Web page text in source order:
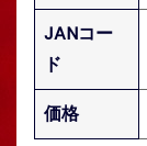
JANコー
ド
価格